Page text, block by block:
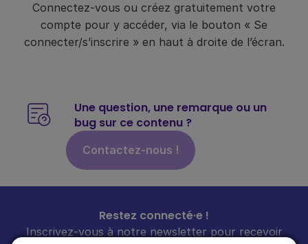
Connectez-vous ou créez gratuitement votre
compte pour y accéder, via le bouton « Se
connecter/s’inscrire » en haut à droite de l’écran.
Une question, une remarque ou un
bug sur ce contenu ?
Contactez-nous !
Restez connecté·e !
Inscrivez-vous à notre newsletter pour recevoir